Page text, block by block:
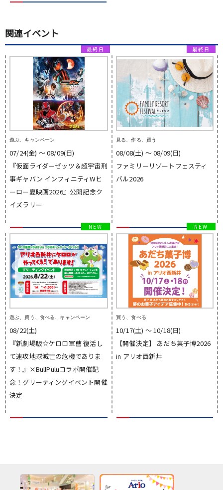
関連イベント
遊ぶ、キャンペーン
07/24(金) 〜 08/09(日)
『仮面ライダーゼッツ＆超宇宙刑
事ギャバン インフィニティWヒ
ーロー夏映画2026』公開記念ク
イズラリー
見る、作る、買う
08/08(土) 〜 08/09(日)
ファミリーリゾートフェスティ
バル2026
遊ぶ、買う、食べる、キャンペーン
08/22(土)
『新劇場版☆ケロロ軍曹 復活し
て速攻地球滅亡の危機でありま
す！』×BullPuluコラボ開催記
念！グリーティングイベント開催
決定
買う、食べる
10/17(土) 〜 10/18(日)
【開催決定】 あだち菓子博2026
in アリオ西新井